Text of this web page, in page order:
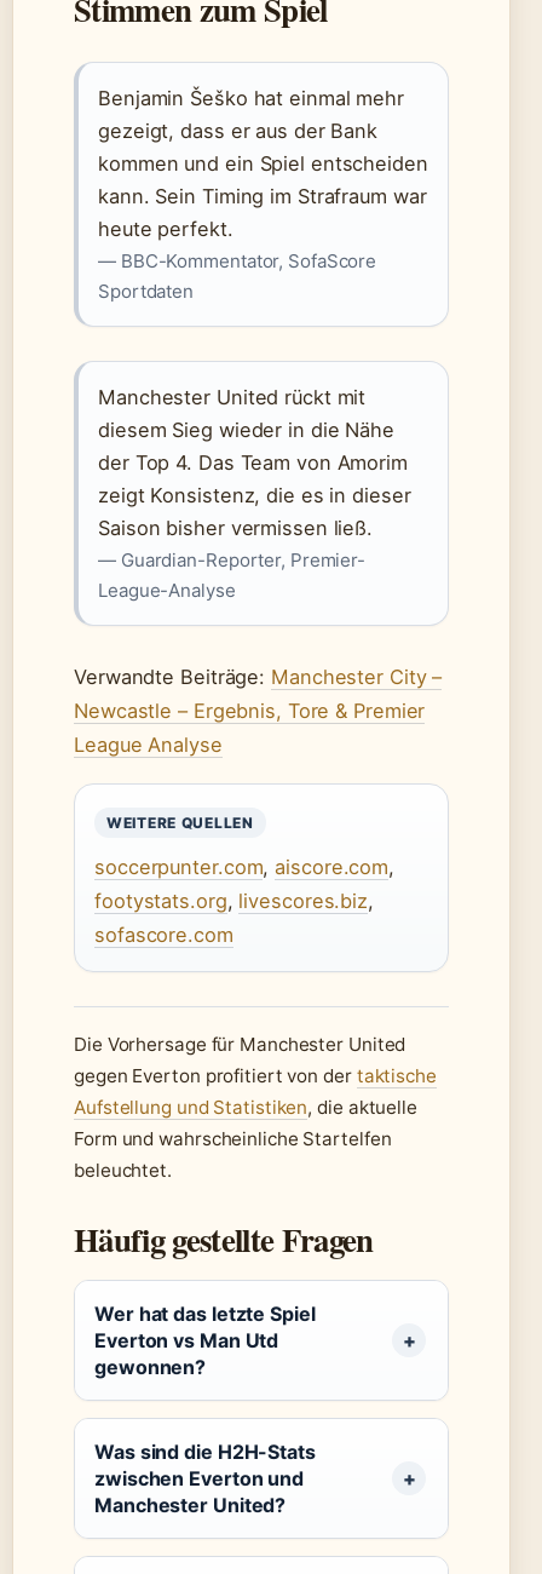
Benjamin Šeško hat einmal mehr
gezeigt, dass er aus der Bank
kommen und ein Spiel entscheiden
kann. Sein Timing im Strafraum war
heute perfekt.
— BBC-Kommentator, SofaScore
Sportdaten
Manchester United rückt mit
diesem Sieg wieder in die Nähe
der Top 4. Das Team von Amorim
zeigt Konsistenz, die es in dieser
Saison bisher vermissen ließ.
— Guardian-Reporter, Premier-
League-Analyse
Verwandte Beiträge: Manchester City –
Newcastle – Ergebnis, Tore & Premier
League Analyse
WEITERE QUELLEN
soccerpunter.com,aiscore.com,
footystats.org, livescores.biz,
sofascore.com
Die Vorhersage für Manchester United
gegen Everton profitiert von der taktische
Aufstellung und Statistiken, die aktuelle
Form und wahrscheinliche Startelfen
beleuchtet.
Häufig gestellte Fragen
Wer hat das letzte Spiel
Everton vs Man Utd
gewonnen?
Was sind die H2H-Stats
zwischen Everton und
Manchester United?